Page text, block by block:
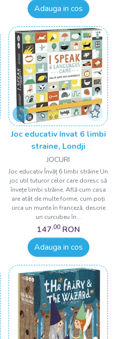
Adauga in cos
Joc educativ Invat 6 limbi
straine, Londji
JOCURI
Joc educativ Învăț 6 limbi străine Un
joc util tuturor celor care doresc să
învețe limbi străine. Află cum casa
are atât de multe forme, cum poți
urca un munte în franceză, descrie
un curcubeu în...
147,00 RON
Adauga in cos